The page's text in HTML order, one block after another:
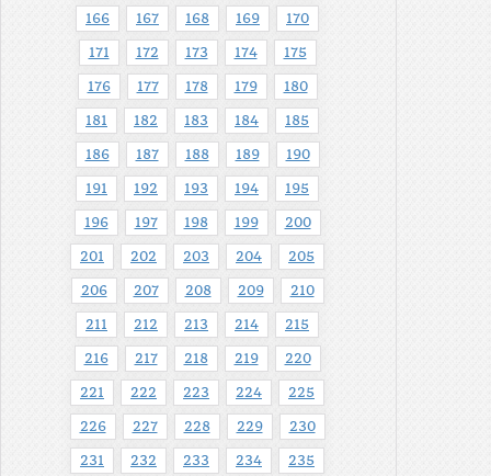
166 167 168 169 170
171 172 173 174 175
176 177 178 179 180
181 182 183 184 185
186 187 188 189 190
191 192 193 194 195
196 197 198 199 200
201 202 203 204 205
206 207 208 209 210
211 212 213 214 215
216 217 218 219 220
221 222 223 224 225
226 227 228 229 230
231 232 233 234 235